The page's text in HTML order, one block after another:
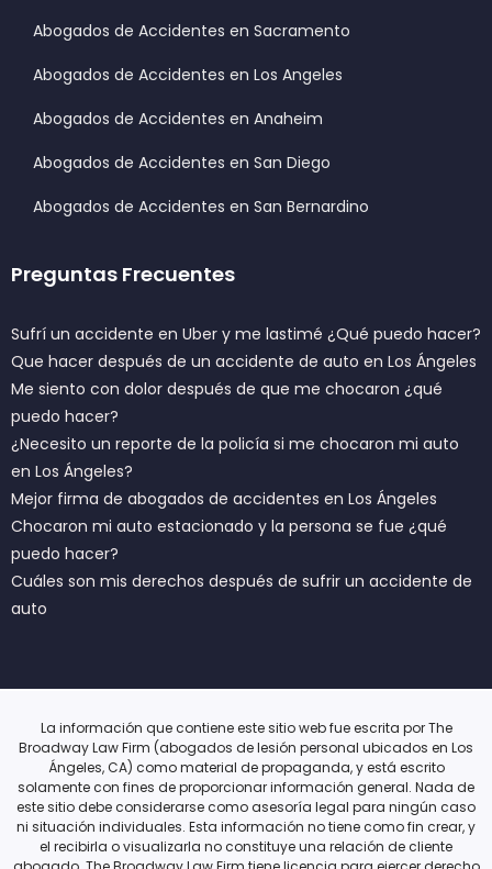
Abogados de Accidentes en Sacramento
Abogados de Accidentes en Los Angeles
Abogados de Accidentes en Anaheim
Abogados de Accidentes en San Diego
Abogados de Accidentes en San Bernardino
Preguntas Frecuentes
Sufrí un accidente en Uber y me lastimé ¿Qué puedo hacer?
Que hacer después de un accidente de auto en Los Ángeles
Me siento con dolor después de que me chocaron ¿qué
puedo hacer?
¿Necesito un reporte de la policía si me chocaron mi auto
en Los Ángeles?
Mejor firma de abogados de accidentes en Los Ángeles
Chocaron mi auto estacionado y la persona se fue ¿qué
puedo hacer?
Cuáles son mis derechos después de sufrir un accidente de
auto
La información que contiene este sitio web fue escrita por The
Broadway Law Firm (abogados de lesión personal ubicados en Los
Ángeles, CA) como material de propaganda, y está escrito
solamente con fines de proporcionar información general. Nada de
este sitio debe considerarse como asesoría legal para ningún caso
ni situación individuales. Esta información no tiene como fin crear, y
el recibirla o visualizarla no constituye una relación de cliente